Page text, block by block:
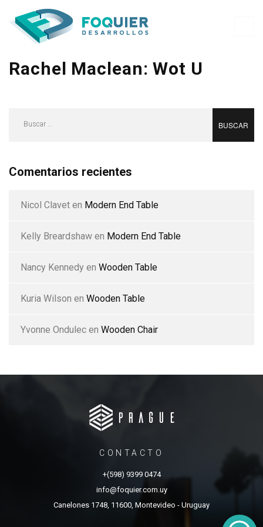
Rachel Maclean: Wot U
Comentarios recientes
Nicol Clavet en Modern End Table
Kelly Breardshaw en Modern End Table
Nancy Kennedy en Wooden Table
Kuria Wilson en Wooden Table
Yvonne Ondulec en Wooden Chair
CONTACTO
+(598) 9399 0474
info@foquier.com.uy
Canelones 1748, 11600, Montevideo - Uruguay